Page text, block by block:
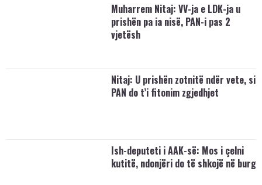
Muharrem Nitaj: VV-ja e LDK-ja u
prishën pa ia nisë, PAN-i pas 2
vjetësh
Nitaj: U prishën zotnitë ndër vete, si
PAN do t’i fitonim zgjedhjet
Ish-deputeti i AAK-së: Mos i çelni
kutitë, ndonjëri do të shkojë në burg